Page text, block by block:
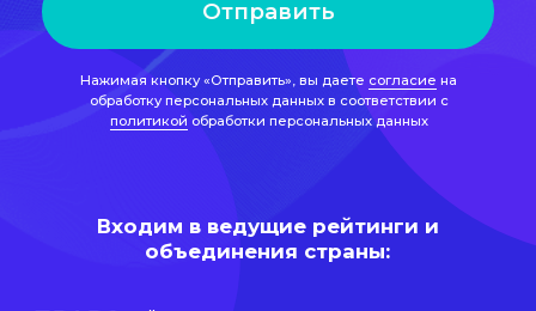
Входим в ведущие рейтинги и
объединения страны:
ЮРИДИЧЕСКИХ
КОМПАНИЙ
ЛУЧШИЕ ЮРИДИЧЕСКИЕ